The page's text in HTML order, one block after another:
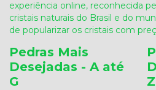
experiência online, reconhecida
cristais naturais do Brasil e do
de popularizar os cristais com
Pedras Mais
Desejadas - A até
G
Z